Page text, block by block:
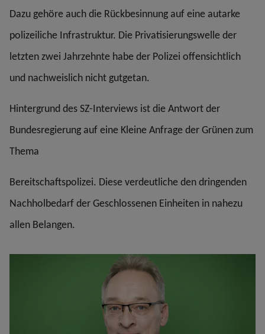
Dazu gehöre auch die Rückbesinnung auf eine autarke
polizeiliche Infrastruktur. Die Privatisierungswelle der
letzten zwei Jahrzehnte habe der Polizei offensichtlich
und nachweislich nicht gutgetan.
Hintergrund des SZ-Interviews ist die Antwort der
Bundesregierung auf eine Kleine Anfrage der Grünen zum
Thema
Bereitschaftspolizei. Diese verdeutliche den dringenden
Nachholbedarf der Geschlossenen Einheiten in nahezu
allen Belangen.